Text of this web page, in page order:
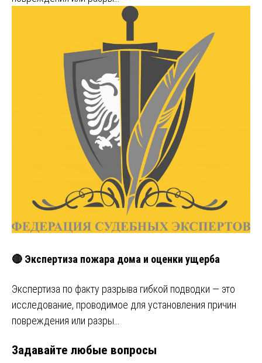
🔴 Экспертиза пожара дома и оценки ущерба
Экспертиза по факту разрыва гибкой подводки — это
исследование, проводимое для установления причин
повреждения или разры…
Задавайте любые вопросы